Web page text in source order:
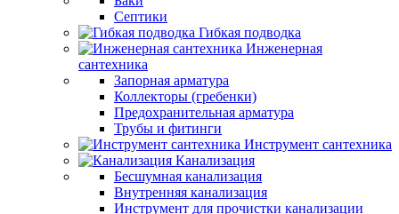
Септики
Гибкая подводка
Инженерная
сантехника
Запорная арматура
Коллекторы (гребенки)
Предохранительная арматура
Трубы и фитинги
Инструмент сантехника
Канализация
Бесшумная канализация
Внутренняя канализация
Инструмент для прочистки канализации